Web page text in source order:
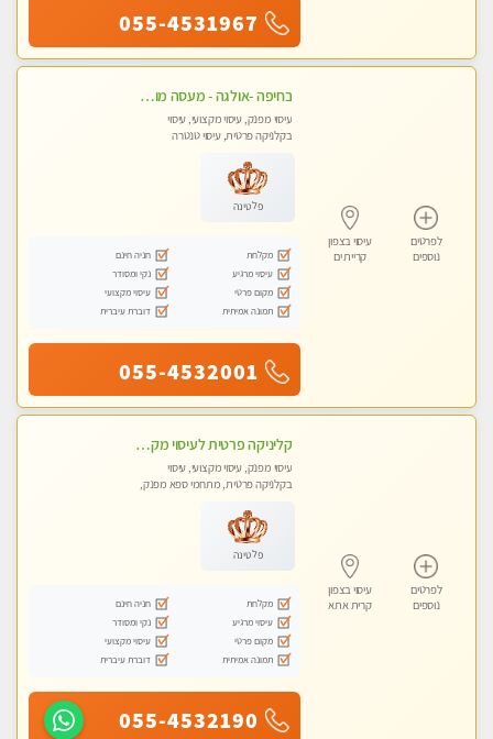
055-4531967
לפרטים
נוספים
עיסוי בצפון
קריית ים
בחיפה -אולגה - מעסה מושלמת חדשה בעיר ! טל 052-5738058
עיסוי מפנק, עיסוי מקצועי, עיסוי
בקלניקה פרטית, עיסוי טנטרה
פלטינה
מקלחת
חניה חינם
עיסוי מרגיע
נקי ומסודר
מקום פרטי
עיסוי מקצועי
תמונה אמיתית
דוברת עיברית
055-4532001
לפרטים
נוספים
עיסוי בצפון
קרית אתא
קליניקה פרטית לעיסוי מקצועי ואלטרנטיבי ברמה גבוהה VIP תתקשר ..... highly recommended..new in the city
עיסוי מפנק, עיסוי מקצועי, עיסוי
בקלניקה פרטית, מתחמי ספא מפנק,
טנטרה, עיסוי מגבר לגבר, עיסוי מגבר
לאישה
פלטינה
מקלחת
חניה חינם
עיסוי מרגיע
נקי ומסודר
מקום פרטי
עיסוי מקצועי
תמונה אמיתית
דוברת עיברית
055-4532190